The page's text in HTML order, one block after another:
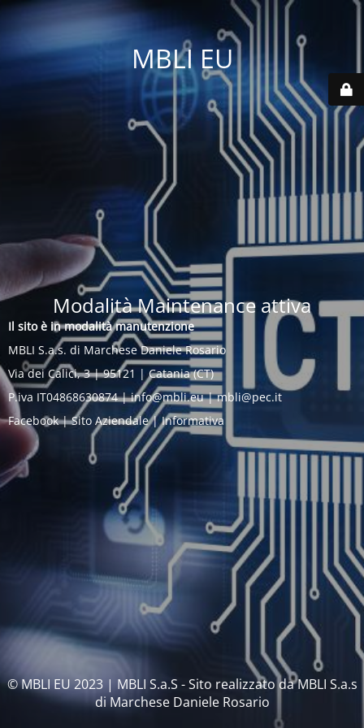
MBLI EU
Modalità Maintenance attiva
Il sito è in modalità manutenzione
MBLI S.a.s. di Marchese Daniele Rosario
Via dei Calici, 3 | 95121 | Catania (CT)
P.iva IT04868630874 | info@mbli.eu | mbli@pec.it
Facebook | Sito Aziendale | Informativa
© MBLI EU 2023 | MBLI S.a.S - Sito realizzato da MBLI S.a.s
di Marchese Daniele Rosario